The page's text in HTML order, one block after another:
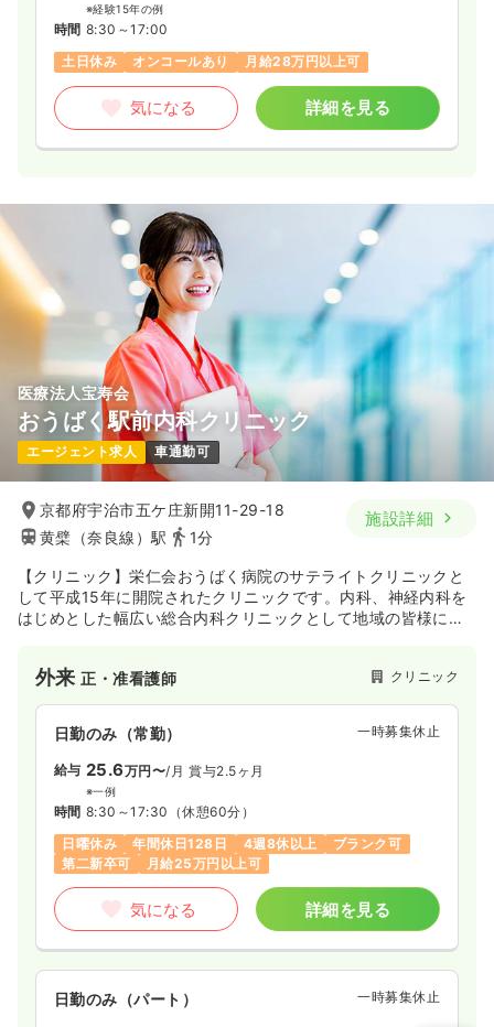
※経験15年の例
時間 8:30～17:00
土日休み
オンコールあり 月給28万円以上可
気になる 詳細を見る
医療法人宝寿会
おうばく駅前内科クリニック
エージェント求人 車通勤可
京都府宇治市五ケ庄新開11-29-18
黄檗（奈良線）駅
1分
施設詳細
【クリニック】栄仁会おうばく病院のサテライトクリニックと
して平成15年に開院されたクリニックです。内科、神経内科を
はじめとした幅広い総合内科クリニックとして地域の皆様に貢
す。気軽になんでも相談していただけるようなクリニックを目
指しながら、療養生活の一番身近な存在となれるように地域に
貢献されています。
外来正・准看護師 クリニック
日勤のみ（常勤） 一時募集休止
給与 25.6万円〜/月 賞与2.5ヶ月
※一例
時間 8:30～17:30 （休憩60分）
日曜休み
年間休日128日 4週8休以上
ブランク可
第二新卒可
月給25万円以上可
気になる 詳細を見る
日勤のみ（パート） 一時募集休止